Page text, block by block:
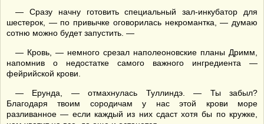
— Сразу начну готовить специальный зал-инкубатор для
шестерок, — по привычке оговорилась некромантка, — думаю
сотню можно будет запустить. —
— Кровь, — немного срезал наполеоновские планы Дримм,
напомнив о недостатке самого важного ингредиента —
фейрийской крови.
— Ерунда, — отмахнулась Туллиндэ. — Ты забыл?
Благодаря твоим сородичам у нас этой крови море
разливанное — если каждый из них сдаст хотя бы по кружке,